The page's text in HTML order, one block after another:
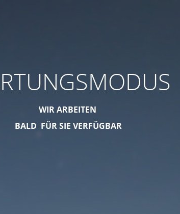
WIR ARBEITEN
BALD FÜR SIE VERFÜGBAR